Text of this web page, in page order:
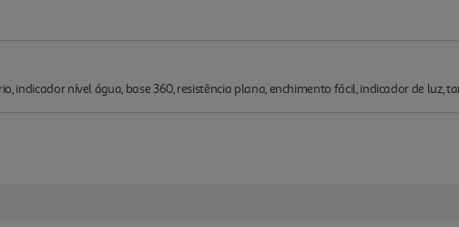
indicador nível água, base 360, resistência plana, enchimento fácil, indicador de luz,